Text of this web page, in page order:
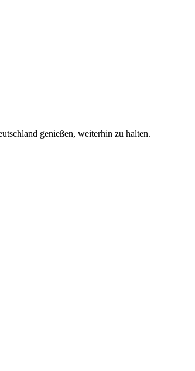
genießen, weiterhin zu halten.